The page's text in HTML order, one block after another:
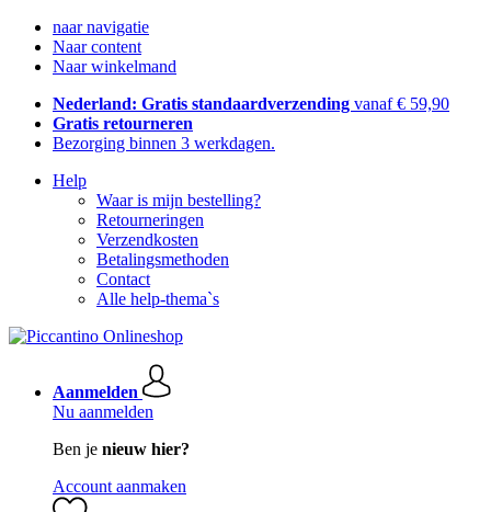
naar navigatie
Naar content
Naar winkelmand
Nederland: Gratis standaardverzending vanaf € 59,90
Gratis retourneren
Bezorging binnen 3 werkdagen.
Help
Waar is mijn bestelling?
Retourneringen
Verzendkosten
Betalingsmethoden
Contact
Alle help-thema`s
Aanmelden
Nu aanmelden
Ben je nieuw hier?
Account aanmaken